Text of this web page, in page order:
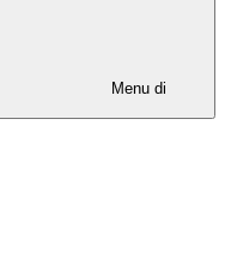
Menu di